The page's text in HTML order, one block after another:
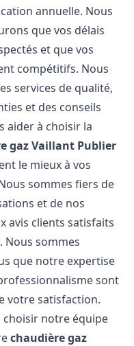
annuelle. Nous
que vos délais
et que vos
compétitifs. Nous
services de qualité,
et des conseils
aider à choisir la
gaz Vaillant Publier
le mieux à vos
sommes fiers de
et de nos
avis clients satisfaits
. Nous sommes
que notre expertise
sont
votre satisfaction.
choisir notre équipe
chaudière gaz